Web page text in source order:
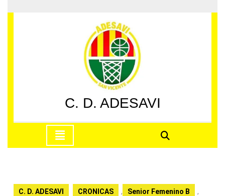
al
C. D. ADESAVI
apertura
C. D. ADESAVI CRONICAS , Senior Femenino B ,